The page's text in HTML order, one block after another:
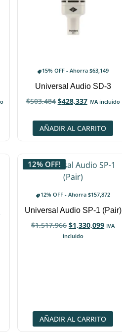
15% OFF - Ahorra$63,149
Universal Audio SD-3
$503,484 $428,337 IVA incluido
AÑADIR AL CARRITO
12% OFF!
12% OFF - Ahorra$157,872
Universal Audio SP-1 (Pair)
$1,517,966 $1,330,099 IVA
incluido
AÑADIR AL CARRITO